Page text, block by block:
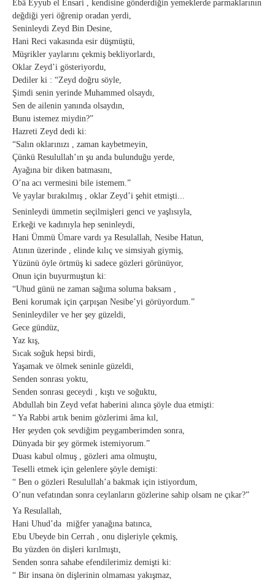
Ebâ Eyyub el Ensari , kendisine gönderdiğin yemeklerde parmaklarının
değdiği yeri öğrenip oradan yerdi,
Seninleydi Zeyd Bin Desine,
Hani Reci vakasında esir düşmüştü,
Müşrikler yaylarını çekmiş bekliyorlardı,
Oklar Zeyd’i gösteriyordu,
Dediler ki : “Zeyd doğru söyle,
Şimdi senin yerinde Muhammed olsaydı,
Sen de ailenin yanında olsaydın,
Bunu istemez miydin?”
Hazreti Zeyd dedi ki:
“Salın oklarınızı , zaman kaybetmeyin,
Çünkü Resulullah’ın şu anda bulunduğu yerde,
Ayağına bir diken batmasını,
O’na acı vermesini bile istemem.”
Ve yaylar bırakılmış , oklar Zeyd’i şehit etmişti...
Seninleydi ümmetin seçilmişleri genci ve yaşlısıyla,
Erkeği ve kadınıyla hep seninleydi,
Hani Ümmü Ümare vardı ya Resulallah, Nesibe Hatun,
Atının üzerinde , elinde kılıç ve simsiyah giymiş,
Yüzünü öyle örtmüş ki sadece gözleri görünüyor,
Onun için buyurmuştun ki:
“Uhud günü ne zaman sağıma soluma baksam ,
Beni korumak için çarpışan Nesibe’yi görüyordum.”
Seninleydiler ve her şey güzeldi,
Gece gündüz,
Yaz kış,
Sıcak soğuk hepsi birdi,
Yaşamak ve ölmek seninle güzeldi,
Senden sonrası yoktu,
Senden sonrası geceydi , kıştı ve soğuktu,
Abdullah bin Zeyd vefat haberini alınca şöyle dua etmişti:
“ Ya Rabbi artık benim gözlerimi âma kıl,
Her şeyden çok sevdiğim peygamberimden sonra,
Dünyada bir şey görmek istemiyorum.”
Duası kabul olmuş , gözleri ama olmuştu,
Teselli etmek için gelenlere şöyle demişti:
“ Ben o gözleri Resulullah’a bakmak için istiyordum,
O’nun vefatından sonra ceylanların gözlerine sahip olsam ne çıkar?”
Ya Resulallah,
Hani Uhud’da miğfer yanağına batınca,
Ebu Ubeyde bin Cerrah , onu dişleriyle çekmiş,
Bu yüzden ön dişleri kırılmıştı,
Senden sonra sahabe efendilerimiz demişti ki:
“ Bir insana ön dişlerinin olmaması yakışmaz,